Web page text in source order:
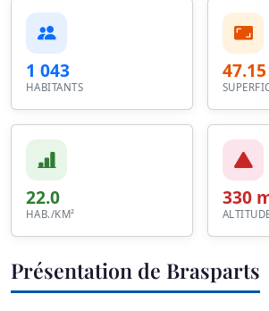
1 043
HABITANTS
22.0
HAB./KM²
330
Présentation de Brasparts